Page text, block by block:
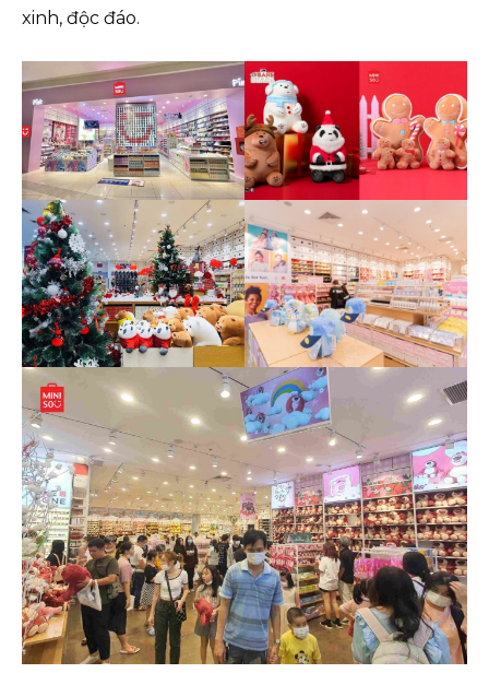
xinh, độc đáo.